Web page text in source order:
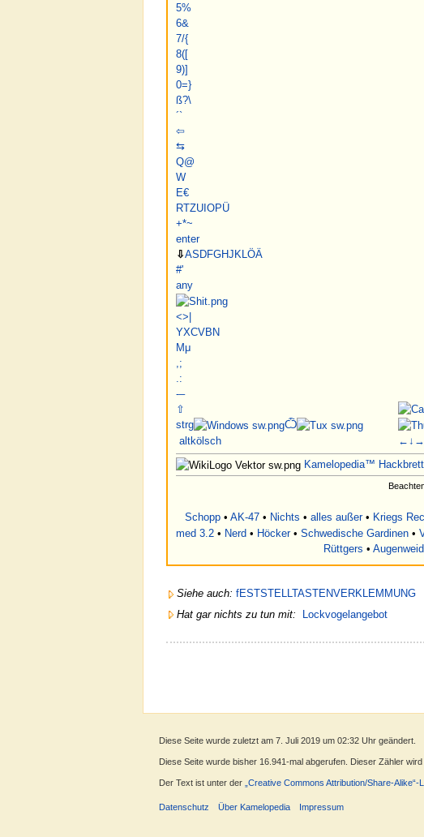
5%
6&
7/{
8([
9)]
0=}
ß?\
´`
⇦
⇆
Q@
W
E€
RTZU OPÜ
+*~
enter
⇩AS DFGHJ KLÖÄ
#'
any
<>
YXCVB N
Mμ
,;
.:
-–
⇧
strg
Ѽ
altkölsch ← ↓ →
Kamelopedia™ Hackbrett
Schopp • AK-47 • Nichts • alles außer• Kriegs
med 3.2 • Nerd • Höcker• Schwedische Gardinen •
Rüttgers •
Siehe auch: fESTSTELLTASTENVERKLEMMUNG
Hat gar nichts zu tun mit:
Lockvogelangebot
Diese Seite wurde zuletzt am 7. Juli 2019 um 02:32 Uhr geändert.
Diese Seite wurde bisher 16.941-mal abgerufen. Dieser Zähler
Der Text ist unter der „Creative Commons Attribution/Share-Alike“-
Datenschutz Über Kamelopedia Impressum